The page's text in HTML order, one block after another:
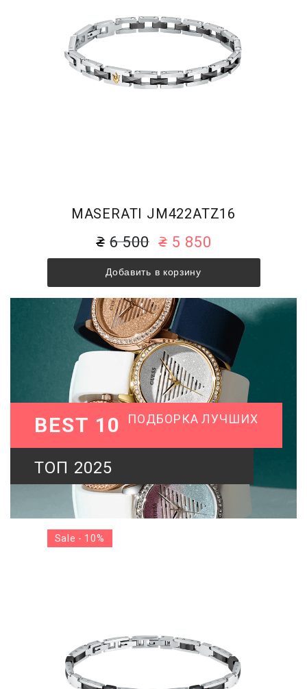
MASERATI JM422ATZ16
6 500 5 850
Добавить в корзину
BEST 10 ПОДБОРКА ЛУЧШИХ
ТОП 2025
Sale - 10%